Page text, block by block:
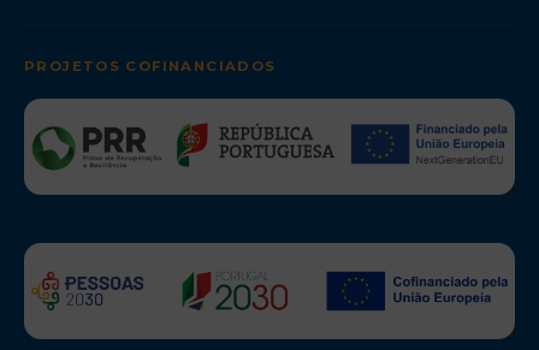
PROJETOS COFINANCIADOS